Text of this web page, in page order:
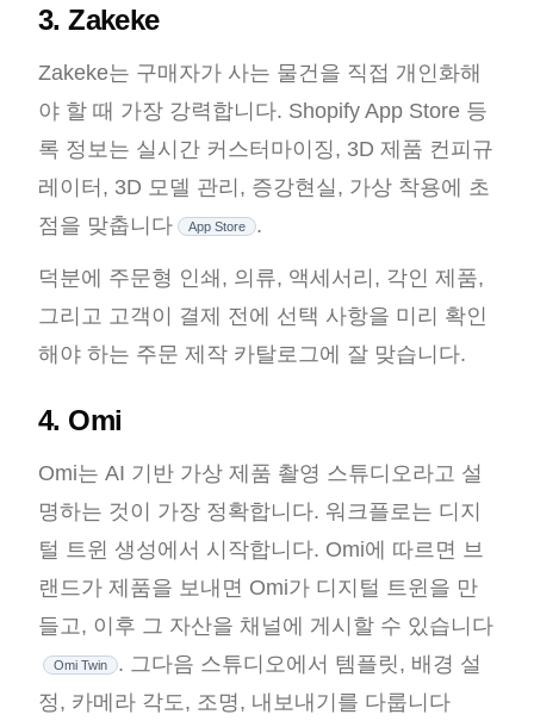
3. Zakeke
Zakeke는 구매자가 사는 물건을 직접 개인화해
야 할 때 가장 강력합니다. Shopify App Store 등
록 정보는 실시간 커스터마이징, 3D 제품 컨피규
레이터, 3D 모델 관리, 증강현실, 가상 착용에 초
점을 맞춥니다
App Store .
덕분에 주문형 인쇄, 의류, 액세서리, 각인 제품,
그리고 고객이 결제 전에 선택 사항을 미리 확인
해야 하는 주문 제작 카탈로그에 잘 맞습니다.
4. Omi
Omi는 AI 기반 가상 제품 촬영 스튜디오라고 설
명하는 것이 가장 정확합니다. 워크플로는 디지
털 트윈 생성에서 시작합니다. Omi에 따르면 브
랜드가 제품을 보내면 Omi가 디지털 트윈을 만
들고, 이후 그 자산을 채널에 게시할 수 있습니다
Omi Twin
. 그다음 스튜디오에서 템플릿, 배경 설
정, 카메라 각도, 조명, 내보내기를 다룹니다